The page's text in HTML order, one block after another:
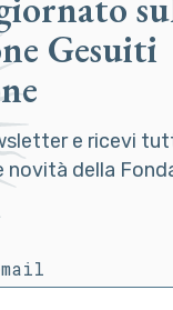
Gesuiti
e ricevi
novità della